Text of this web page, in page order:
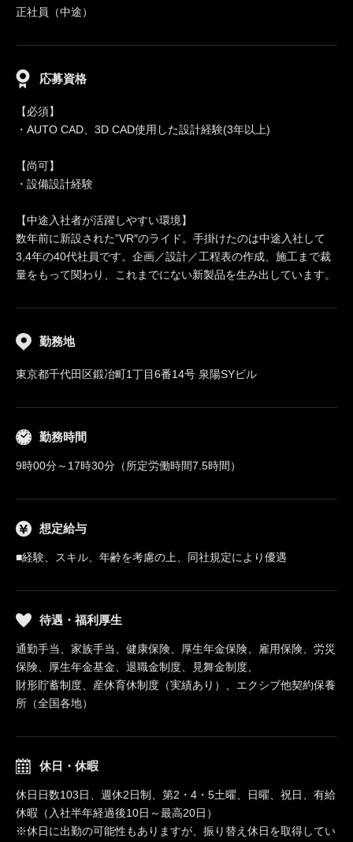
正社員（中途）
応募資格
【必須】
・AUTO CAD、3D CAD使用した設計経験(3年以上)
【尚可】
・設備設計経験
【中途入社者が活躍しやすい環境】
数年前に新設された”VR″のライド。手掛けたのは中途入社して
3,4年の40代社員です。企画／設計／工程表の作成、施工まで裁
量をもって関わり、これまでにない新製品を生み出しています。
勤務地
東京都千代田区鍛冶町1丁目6番14号 泉陽SYビル
勤務時間
9時00分～17時30分（所定労働時間7.5時間）
想定給与
■経験、スキル、年齢を考慮の上、同社規定により優遇
待遇・福利厚生
通勤手当、家族手当、健康保険、厚生年金保険、雇用保険、労災
保険、厚生年金基金、退職金制度、見舞金制度、
財形貯蓄制度、産休育休制度（実績あり）、エクシブ他契約保養
所（全国各地）
休日・休暇
休日日数103日、週休2日制、第2・4・5土曜、日曜、祝日、有給
休暇（入社半年経過後10日～最高20日）
※休日に出勤の可能性もありますが、振り替え休日を取得してい